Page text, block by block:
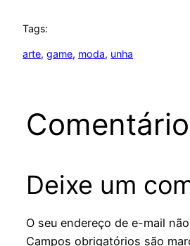
Tags:
arte, game, moda, unha
Deixe um
O seu endereço de e-mail
Campos obrigatórios são